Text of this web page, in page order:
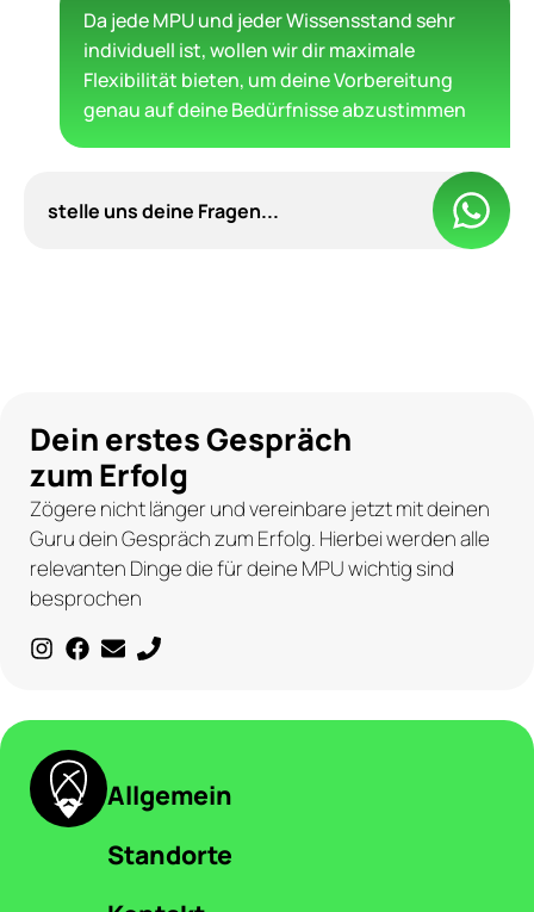
Da jede MPU und jeder Wissensstand sehr
individuell ist, wollen wir dir maximale
Flexibilität bieten, um deine Vorbereitung
genau auf deine Bedürfnisse abzustimmen
stelle uns deine Fragen...
Dein erstes Gespräch
zum Erfolg
Zögere nicht länger und vereinbare jetzt mit deinen
Guru dein Gespräch zum Erfolg. Hierbei werden alle
relevanten Dinge die für deine MPU wichtig sind
besprochen
Allgemein
Standorte